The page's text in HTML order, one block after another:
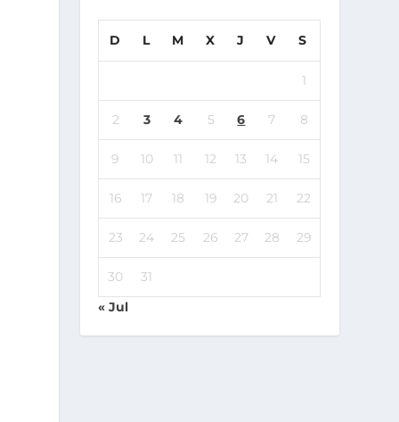
D L M X J V S
1
2 3 4 5 6 7 8
9 10 11 12 13 14 15
16 17 18 19 20 21 22
23 24 25 26 27 28 29
30
31
« Jul